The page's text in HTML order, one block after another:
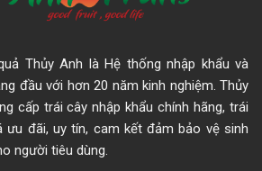
Thủy Anh là Hệ thống nhập khẩu và
đầu với hơn 20 năm kinh nghiệm. Thủy
cấp trái cây nhập khẩu chính hãng, trái
ưu đãi, uy tín, cam kết đảm bảo vệ sinh
người tiêu dùng.